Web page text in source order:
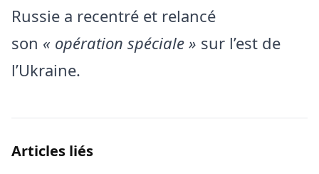
Russie a recentré et relancé
son « opération spéciale » sur l’est de
l’Ukraine.
Articles liés